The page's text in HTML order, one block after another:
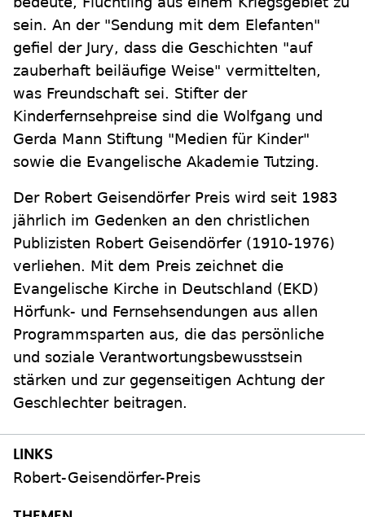
sein. An der "Sendung mit dem Elefanten"
gefiel der Jury, dass die Geschichten "auf
zauberhaft beiläufige Weise" vermittelten,
was Freundschaft sei. Stifter der
Kinderfernsehpreise sind die Wolfgang und
Gerda Mann Stiftung "Medien für Kinder"
sowie die Evangelische Akademie Tutzing.
Der Robert Geisendörfer Preis wird seit 1983
jährlich im Gedenken an den christlichen
Publizisten Robert Geisendörfer (1910-1976)
verliehen. Mit dem Preis zeichnet die
Evangelische Kirche in Deutschland (EKD)
Hörfunk- und Fernsehsendungen aus allen
Programmsparten aus, die das persönliche
und soziale Verantwortungsbewusstsein
stärken und zur gegenseitigen Achtung der
Geschlechter beitragen.
Robert-Geisendörfer-Preis